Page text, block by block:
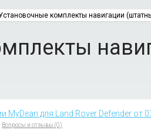
комплекты навигации
MyDean для Land Rover Defender от
Вопросы и отзывы (0)